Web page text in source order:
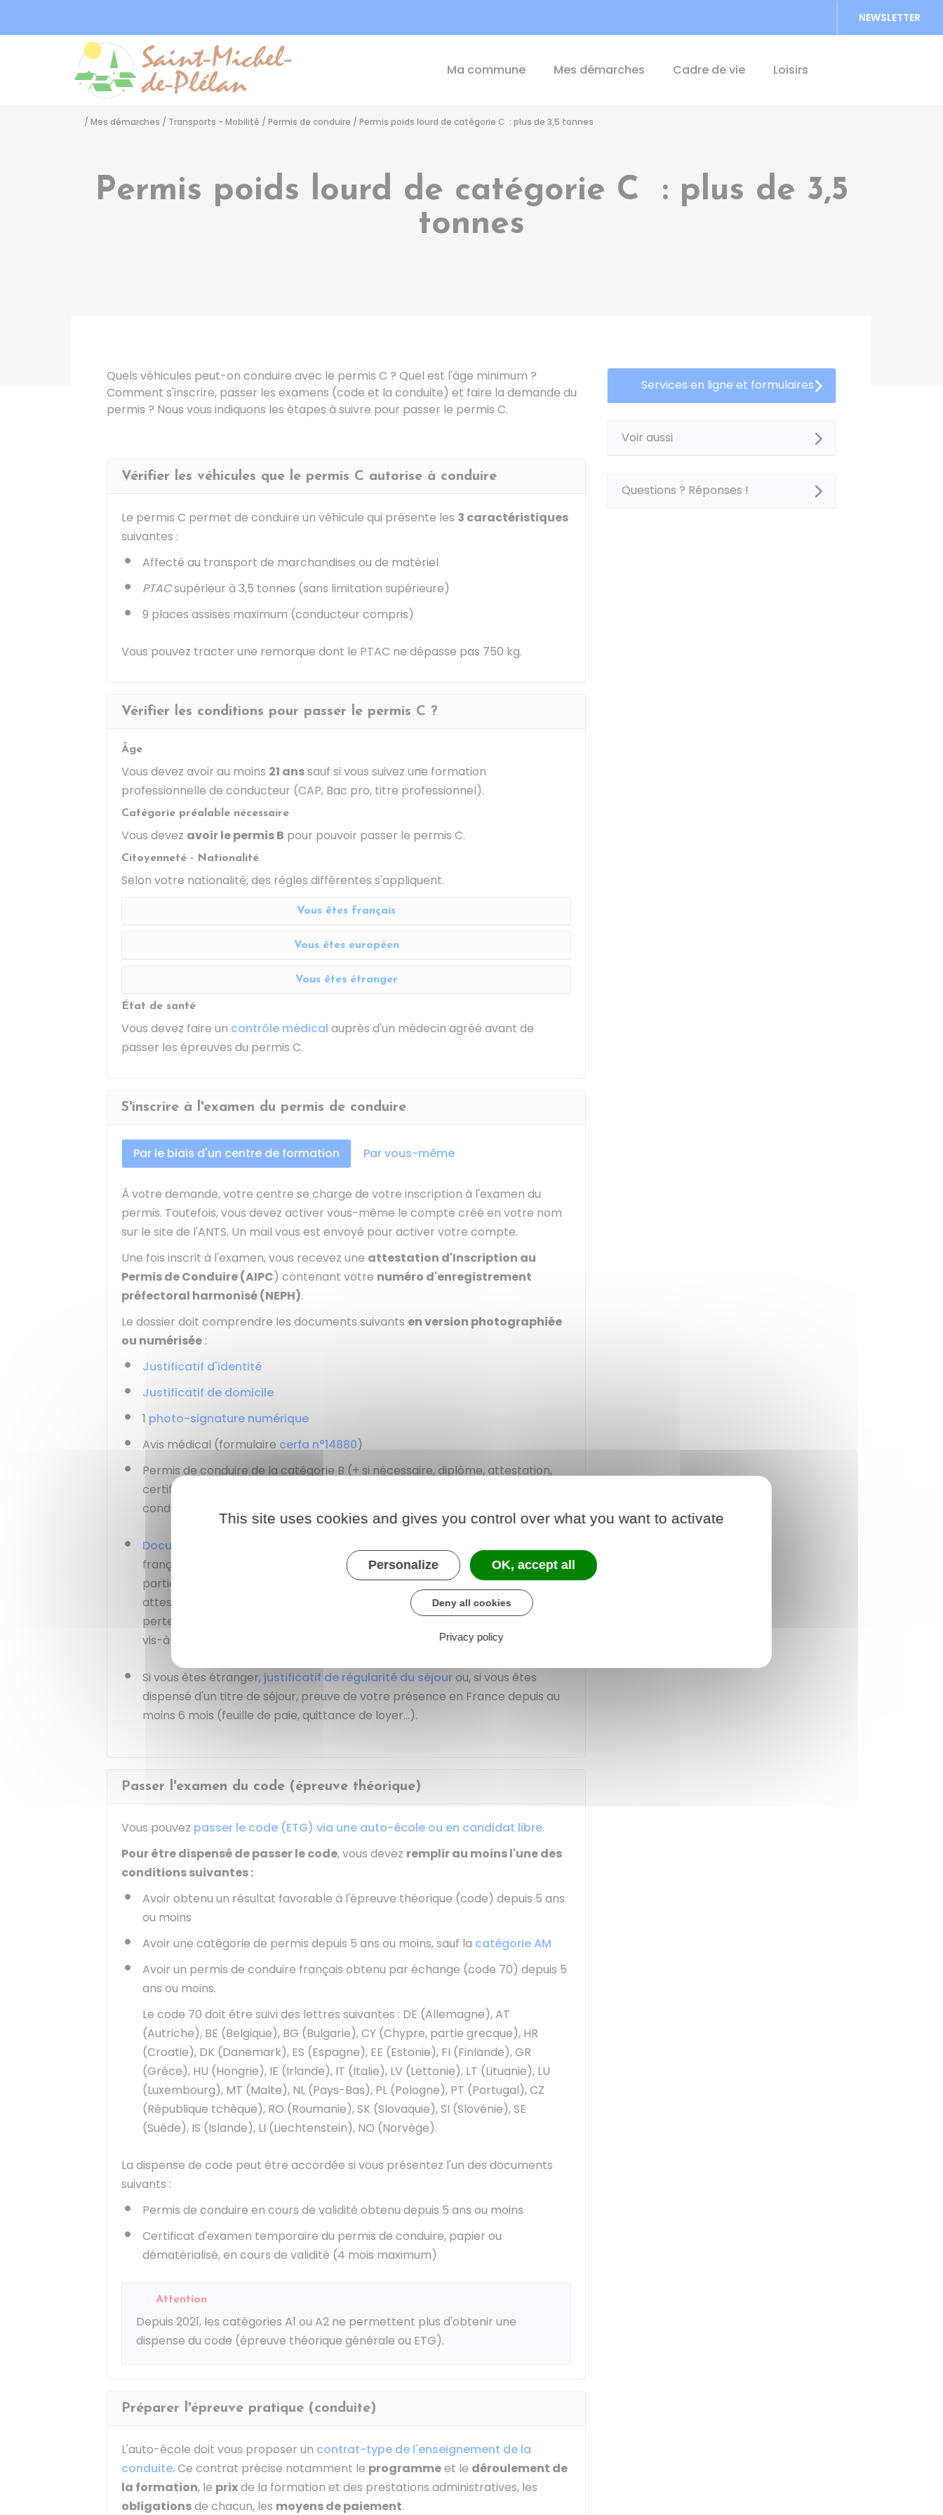
NEWSLETTER
Ma commune Mes démarches Cadre de vie Loisirs
/ Mes démarches / Transports - Mobilité / Permis de conduire / Permis poids lourd de catégorie C : plus de 3,5 tonnes
Permis poids lourd de catégorie C : plus de 3,5
tonnes
Quels véhicules peut-on conduire avec le permis C ? Quel est l'âge minimum ?
Comment s'inscrire, passer les examens (code et la conduite) et faire la demande du
permis ? Nous vous indiquons les étapes à suivre pour passer le permis C.
Vérifier les véhicules que le permis C autorise à conduire
Le permis C permet de conduire un véhicule qui présente les 3 caractéristiques
suivantes :
Affecté au transport de marchandises ou de matériel
PTACsupérieur à 3,5 tonnes (sans limitation supérieure)
9 places assises maximum (conducteur compris)
Vous pouvez tracter une remorque dont le PTAC ne dépasse pas 750 kg.
Vérifier les conditions pour passer le permis C ?
Âge
Vous devez avoir au moins 21 anssauf si vous suivez une formation
professionnelle de conducteur (CAP, Bac pro, titre professionnel).
Catégorie préalable nécessaire
Vous devez avoir le permis B pour pouvoir passer le permis C.
Citoyenneté - Nationalité
Selon votre nationalité, des règles différentes s'appliquent.
Vous êtes français
Vous êtes européen
Vous êtes étranger
État de santé
Vous devez faire un contrôle médical auprès d'un médecin agréé avant de
passer les épreuves du permis C.
S'inscrire à l'examen du permis de conduire
Par le biais d'un centre de formation Par vous-même
À votre demande, votre centre se charge de votre inscription à l'examen du
permis. Toutefois, vous devez activer vous-même le compte créé en votre nom
sur le site de l'ANTS. Un mail vous est envoyé pour activer votre compte.
Une fois inscrit à l'examen, vous recevez une attestation d'Inscription au
Permis de Conduire (AIPC) contenant votre numéro d'enregistrement
préfectoral harmonisé (NEPH).
Le dossier doit comprendre les documents suivants en version photographiée
ou numérisée :
Justificatif d'identité
Justificatif de domicile
1 photo-signature numérique
Avis médical (formulaire cerfa n°14880)
Permis de conduire de la catégorie B (+ si nécessaire, diplôme, attestation,
certificat ou titre professionnel constatant l'achèvement d'une formation de
conducteur)
Documents relatifs à la journée défense et citoyenneté (JDC)
français, âgé de 17 ans révolus à 25 ans non révolus : certificat individuel de
participation (CIP) à la JDC, ou attestation individuelle d'exemption, ou
attestation de situation administrative délivrée en cas de détérioration, de
perte ou de vol, ou attestation provisoire de situation, y compris de report,
vis-à-vis du service national.
Si vous êtes étranger, justificatif de régularité du séjourou, si vous êtes
dispensé d'un titre de séjour, preuve de votre présence en France depuis au
moins 6 mois (feuille de paie, quittance de loyer…).
Passer l'examen du code (épreuve théorique)
Vous pouvez passer le code (ETG) via une auto-école ou en candidat libre.
Pour être dispensé de passer le code, vous devez remplir au moins l'une des
conditions suivantes :
Avoir obtenu un résultat favorable à l'épreuve théorique (code) depuis 5 ans
ou moins
Avoir une catégorie de permis depuis 5 ans ou moins, sauf la catégorie AM
Avoir un permis de conduire français obtenu par échange (code 70) depuis 5
ans ou moins.
Le code 70 doit être suivi des lettres suivantes : DE (Allemagne), AT
(Autriche), BE (Belgique), BG (Bulgarie), CY (Chypre, partie grecque), HR
(Croatie), DK (Danemark), ES (Espagne), EE (Estonie), FI (Finlande), GR
(Grèce), HU (Hongrie), IE (Irlande), IT (Italie), LV (Lettonie), LT (Lituanie), LU
(Luxembourg), MT (Malte), NL (Pays-Bas), PL (Pologne), PT (Portugal), CZ
(République tchèque), RO (Roumanie), SK (Slovaquie), SI (Slovénie), SE
(Suède), IS (Islande), LI (Liechtenstein), NO (Norvège).
La dispense de code peut être accordée si vous présentez l'un des documents
suivants :
Permis de conduire en cours de validité obtenu depuis 5 ans ou moins
Certificat d'examen temporaire du permis de conduire, papier ou
dématérialisé, en cours de validité (4 mois maximum)
Attention
Depuis 2021, les catégories A1 ou A2 ne permettent plus d'obtenir une
dispense du code (épreuve théorique générale ou ETG).
Préparer l'épreuve pratique (conduite)
L'auto-école doit vous proposer un contrat-type de l'enseignement de la
conduite. Ce contrat précise notamment le programmeet le déroulement de
la formation, le prixde la formation et des prestations administratives, les
obligationsde chacun, les moyens de paiement.
Services en ligne et formulaires
Voir aussi
Questions ? Réponses !
This site uses cookies and gives you control over what you want to activate
Personalize OK, accept all
Deny all cookies
Privacy policy